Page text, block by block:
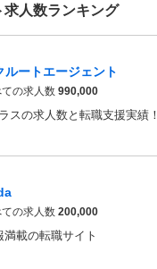
人数ランキング
ルートエージェント
の求人数 990,000
スの求人数と転職支援実績！
の求人数 200,000
載の転職サイト